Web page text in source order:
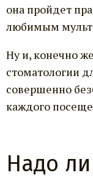
она пройдет
любимым
Ну и, конечно
стоматологии
совершенно
каждого
Надо